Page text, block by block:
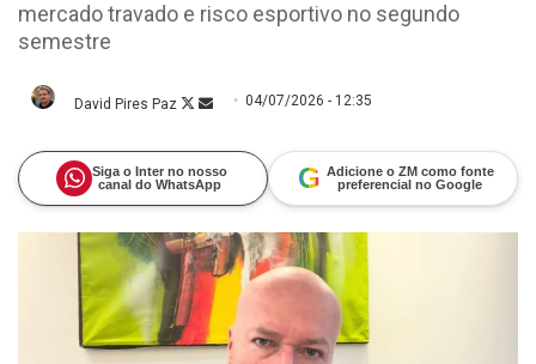
mercado travado e risco esportivo no segundo
semestre
David Pires Paz FollowMande
04/07/2026 - 12:35
Siga o Inter no nosso
canal do WhatsApp
G Adicione o ZM como fonte
preferencial no Google